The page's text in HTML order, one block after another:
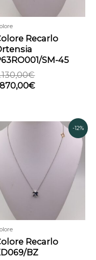
Recarlo
SM-45
€
€
-12%
Recarlo
BZ
prezzo
originale
1.028,00€.
Il
è: